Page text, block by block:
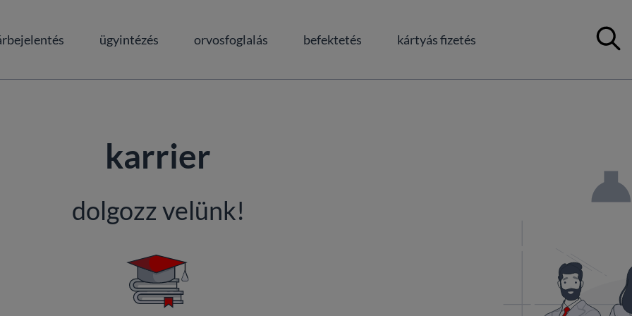
ügyintézés orvosfoglalás befektetés kártyás fizetés
Kereső
keresés a dokumentumokban
karrier
dolgozz velünk!